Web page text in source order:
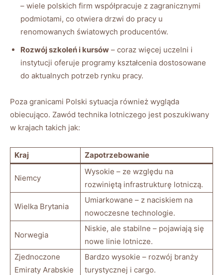
– wiele polskich firm współpracuje z zagranicznymi
podmiotami, co otwiera drzwi do pracy u
renomowanych światowych producentów.
Rozwój szkoleń i kursów – coraz więcej uczelni i
instytucji oferuje programy kształcenia dostosowane
do aktualnych potrzeb rynku pracy.
Poza granicami Polski sytuacja również wygląda
obiecująco. Zawód technika lotniczego jest poszukiwany
w krajach takich jak:
Kraj Zapotrzebowanie
Niemcy
Wysokie – ze względu na
rozwiniętą infrastrukturę lotniczą.
Wielka Brytania
Umiarkowane – z naciskiem na
nowoczesne technologie.
Norwegia
Niskie, ale stabilne – pojawiają się
nowe linie lotnicze.
Zjednoczone
Emiraty Arabskie
Bardzo wysokie – rozwój branży
turystycznej i cargo.